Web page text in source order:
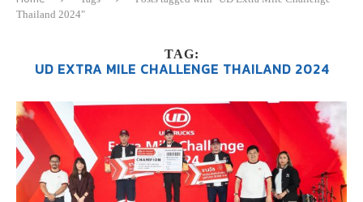
Thailand 2024"
TAG:
UD EXTRA MILE CHALLENGE THAILAND 2024